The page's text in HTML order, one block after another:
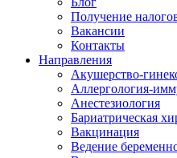
Получение
Вакансии
Контакты
Направления
Акушерство-
Аллергология-
Анестезиология
Бариатрическая
Вакцинация
Ведение